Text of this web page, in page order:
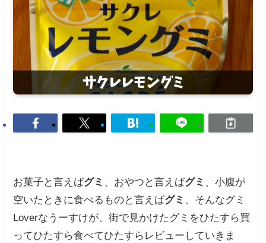
お菓子と言えばグミ 、おやつと言えばグミ 、小腹が
空いたときに食べるものと言えばグミ 、そんなグミ
Loverなうーすけが、街で見かけたグミをひたすら買
ってひたすら食べてひたすらレビューしていきま